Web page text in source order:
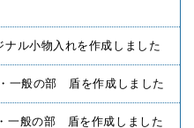
ル小物入れを作成しました
般の部 盾を作成しました
般の部 盾を作成しました